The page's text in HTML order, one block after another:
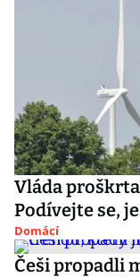
Vláda
Podívejte se,
Domácí
Češi propadli